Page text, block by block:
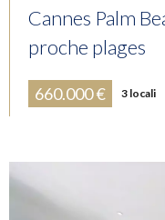
Cannes Palm
proche plages
660.000 € 3 locali